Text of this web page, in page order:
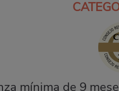
mínima de 9